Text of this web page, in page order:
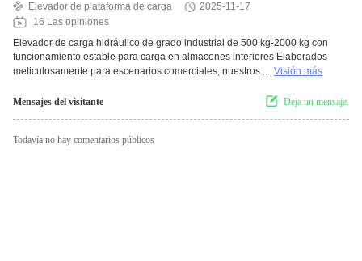
Elevador de plataforma de carga
2025-11-17
16 Las opiniones
Elevador de carga hidráulico de grado industrial de 500 kg-2000 kg con
funcionamiento estable para carga en almacenes interiores Elaborados
meticulosamente para escenarios comerciales, nuestros ... Visión más
Mensajes del visitante Deja un mensaje.
Todavía no hay comentarios públicos